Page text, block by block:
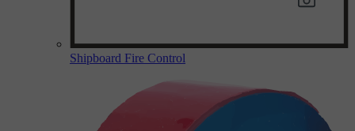
Shipboard Fire Control